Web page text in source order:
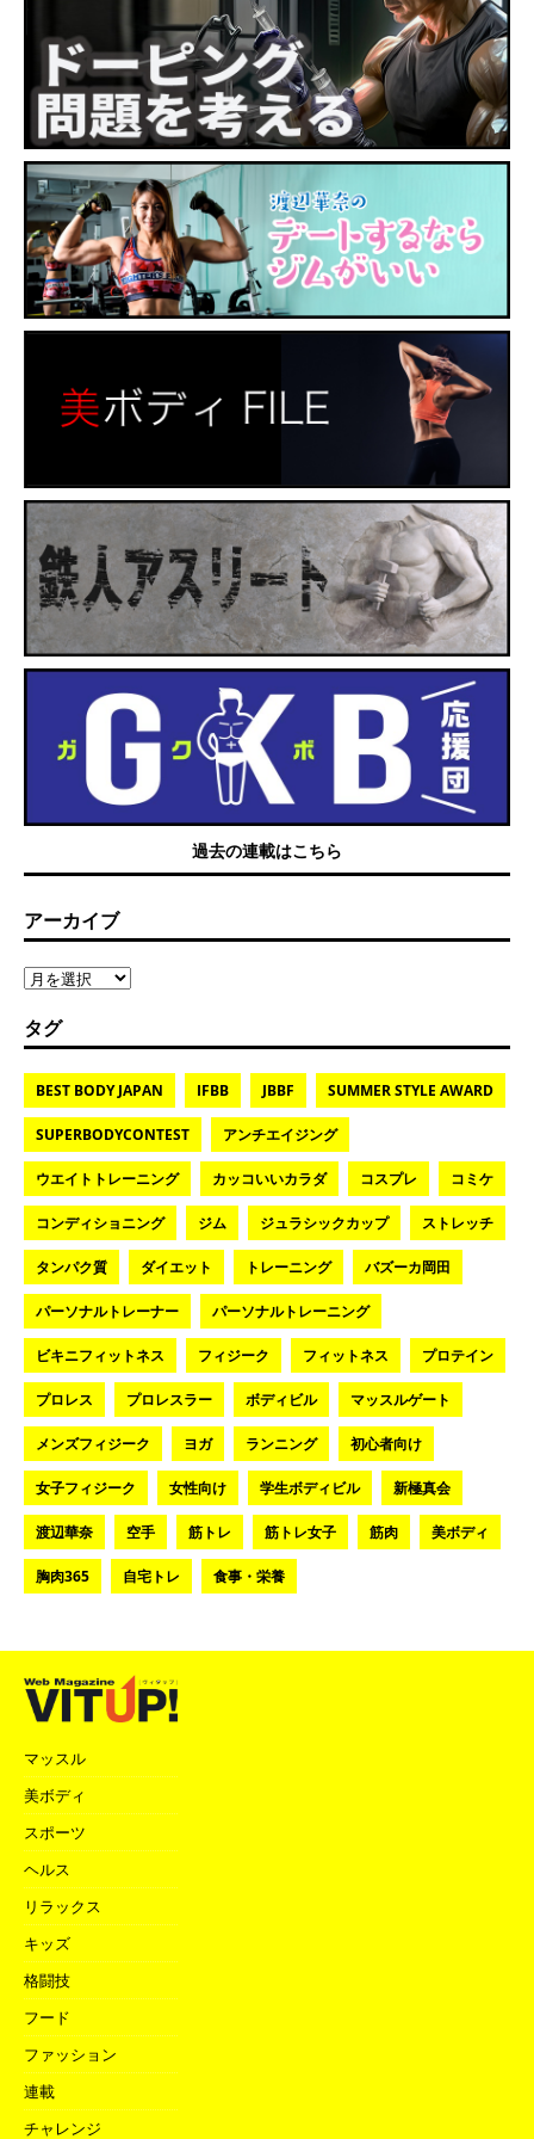
過去の連載はこちら
アーカイブ
タグ
BEST BODY JAPAN IFBB JBBF SUMMER STYLE AWARD
SUPERBODYCONTEST アンチエイジング
ウエイトトレーニング カッコいいカラダ コスプレ コミケ
コンディショニング ジム ジュラシックカップ ストレッチ
タンパク質 ダイエット トレーニング バズーカ岡田
パーソナルトレーナー パーソナルトレーニング
ビキニフィットネス フィジーク フィットネス プロテイン
プロレス プロレスラー ボディビル マッスルゲート
メンズフィジーク ヨガ ランニング 初心者向け
女子フィジーク 女性向け 学生ボディビル 新極真会
渡辺華奈 空手 筋トレ 筋トレ女子 筋肉 美ボディ
胸肉365 自宅トレ 食事・栄養
マッスル
美ボディ
スポーツ
ヘルス
リラックス
キッズ
格闘技
フード
ファッション
連載
チャレンジ